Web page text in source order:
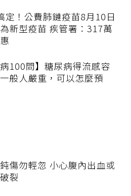
定！公費肺鏈疫苗8月10日
新型疫苗 疾管署：317萬
病100問】糖尿病得流感容
般人嚴重，可以怎麼預
傷勿輕忽 小心腹內出血或
裂